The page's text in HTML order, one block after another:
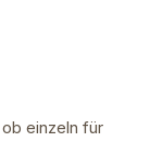
einzeln für